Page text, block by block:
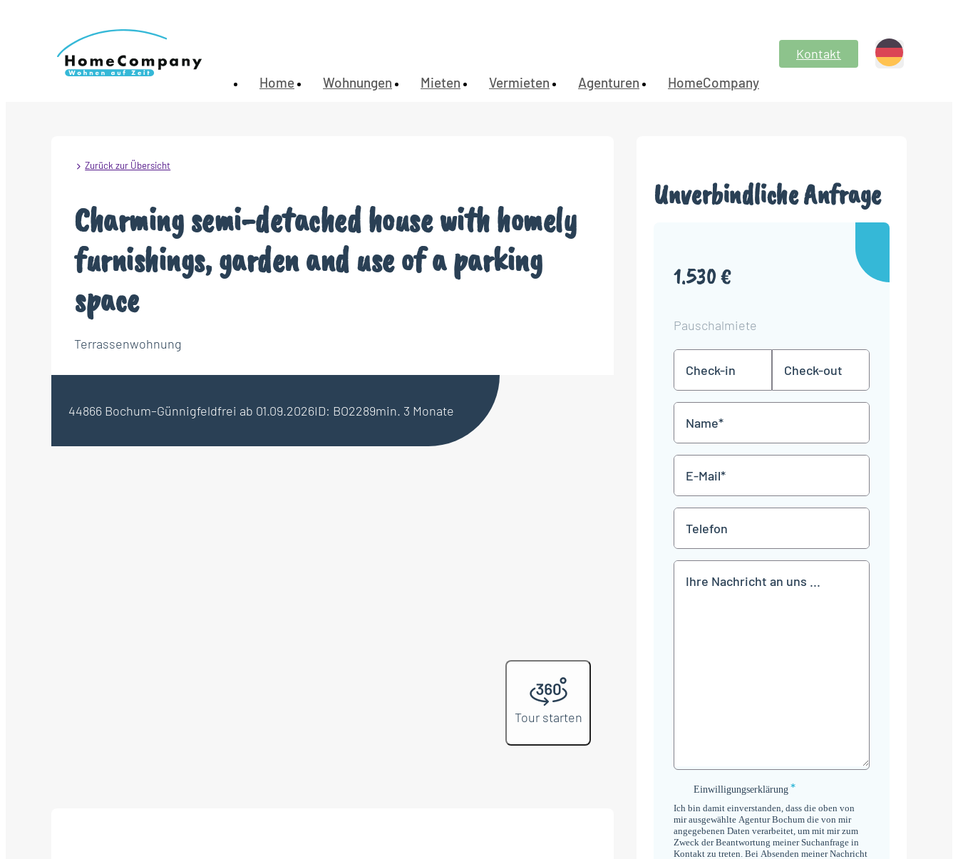
Home Wohnungen Mieten Vermieten Agenturen HomeCompany
Kontakt
Zurück zur Übersicht
Charming semi-detached house with homely
furnishings, garden and use of a parking
space
Terrassenwohnung
44866 Bochum–Günnigfeldfrei ab 01.09.2026ID: BO2289min. 3 Monate
Tour starten
Unverbindliche Anfrage
1.530 €
Pauschalmiete
in
TT
Punkt
MM
JJJJ
TT
Punkt
MM
Mail
*
Einwilligungserklärung
Einwilligungserklärung *
Ich bin damit einverstanden, dass die oben von
mir ausgewählte Agentur Bochum die von mir
angegebenen Daten verarbeitet, um mit mir zum
Zweck der Beantwortung meiner Suchanfrage in
Kontakt zu treten. Bei Absenden meiner Nachricht